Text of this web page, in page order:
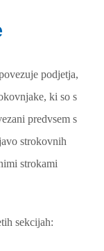
podjetja,
ki so s
predvsem s
strokovnih
strokami
sekcijah: